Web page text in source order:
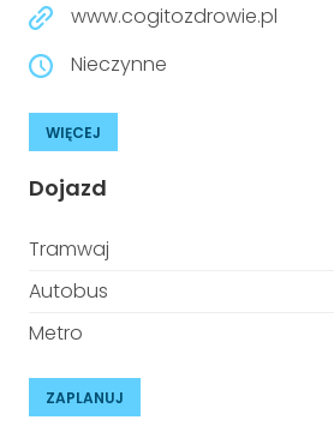
www.cogitozdrowie.pl
Nieczynne
WIĘCEJ
Dojazd
Tramwaj
Autobus
Metro
ZAPLANUJ